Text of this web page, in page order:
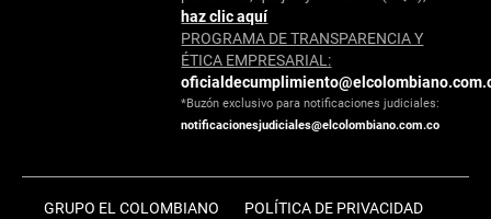
haz clic aquí
PROGRAMA DE TRANSPARENCIA Y
ÉTICA EMPRESARIAL:
*Buzón exclusivo para notificaciones judiciales:
notificacionesjudiciales@elcolombiano.com.co
GRUPO EL COLOMBIANO POLÍTICA DE PRIVACIDAD